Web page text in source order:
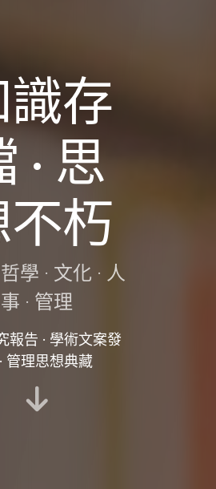
存
· 思
朽
學 · 文化 · 人
事 · 管理
報告 · 學術文案發
管理思想典藏